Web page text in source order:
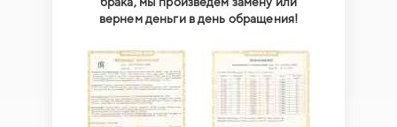
вернем деньги в день обращения!